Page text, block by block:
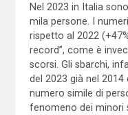
Nel 2023 in Italia
mila persone. I
rispetto al 2022
record”, come è
scorsi. Gli sbarchi,
del 2023 già nel
numero simile di
fenomeno dei minori